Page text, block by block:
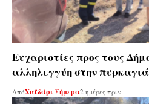
Ευχαριστίες προς τους
αλληλεγγύη στην πυρκαγιά
ΑπόΧαϊδάρι Σήμερα2 ημέρες πριν